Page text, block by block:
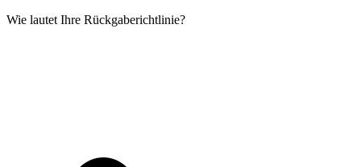
Wie lautet Ihre Rückgaberichtlinie?